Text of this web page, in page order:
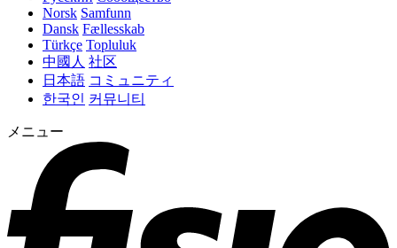
Norsk Samfunn
Dansk Fællesskab
Türkçe Topluluk
中國人 社区
日本語 コミュニティ
한국인 커뮤니티
メニュー